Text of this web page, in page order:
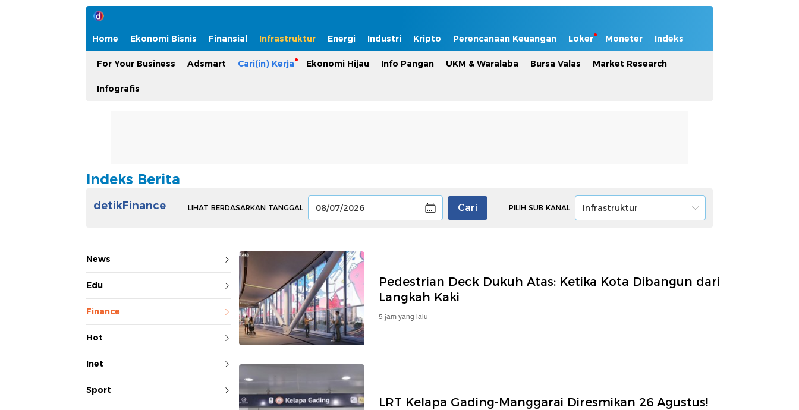
Home Ekonomi Bisnis Finansial Infrastruktur Energi Industri Kripto Perencanaan Keuangan Loker Moneter Indeks
For Your Business Adsmart Cari(in) Kerja Ekonomi Hijau Info Pangan UKM & Waralaba Bursa Valas Market Research
Infografis
Indeks Berita
detikFinance LIHAT BERDASARKAN TANGGAL Cari PILIH SUB KANAL
News
Edu
Finance
Hot
Inet
Sport
Pedestrian Deck Dukuh Atas: Ketika Kota Dibangun dari
Langkah Kaki
5 jam yang lalu
LRT Kelapa Gading-Manggarai Diresmikan 26 Agustus!